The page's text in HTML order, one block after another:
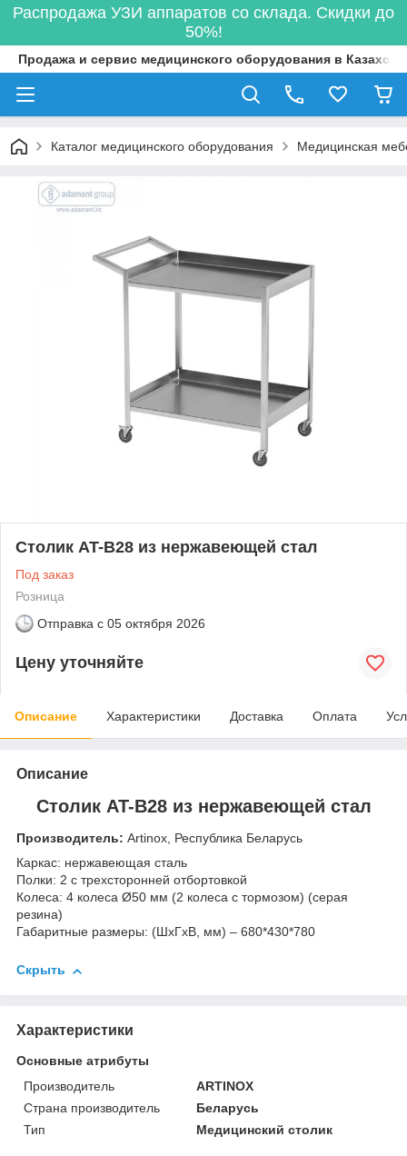
Распродажа УЗИ аппаратов со склада. Скидки до
50%!
Продажа и сервис медицинского оборудования в
Каталог медицинского оборудования Медицинская
Столик AT-B28 из нержавеющей стал
Под заказ
Розница
Отправка с 05 октября 2026
Цену уточняйте
Описание Характеристики Доставка Оплата
Описание
Столик AT-B28 из нержавеющей стал
Производитель: Artinox, Республика Беларусь
Каркас: нержавеющая сталь
Полки: 2 с трехсторонней отбортовкой
Колеса: 4 колеса Ø50 мм (2 колеса с тормозом) (серая
резина)
Габаритные размеры: (ШхГхВ, мм) – 680*430*780
Скрыть
Характеристики
Основные атрибуты
Производитель
ARTINOX
Страна производитель
Беларусь
Тип
Медицинский столик